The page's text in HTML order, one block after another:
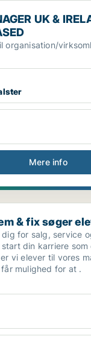
& IRELAND –
UK &
organisation/
Mere info
søger elev til
& fix søger
for salg, service
din karriere som
vi elever til vores
mulighed for at .